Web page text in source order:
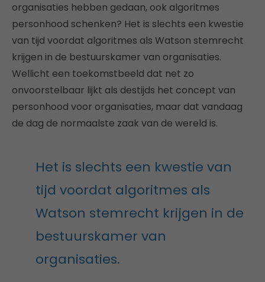
organisaties hebben gedaan, ook algoritmes
personhood schenken? Het is slechts een kwestie
van tijd voordat algoritmes als Watson stemrecht
krijgen in de bestuurskamer van organisaties.
Wellicht een toekomstbeeld dat net zo
onvoorstelbaar lijkt als destijds het concept van
personhood voor organisaties, maar dat vandaag
de dag de normaalste zaak van de wereld is.
Het is slechts een kwestie van
tijd voordat algoritmes als
Watson stemrecht krijgen in de
bestuurskamer van
organisaties.